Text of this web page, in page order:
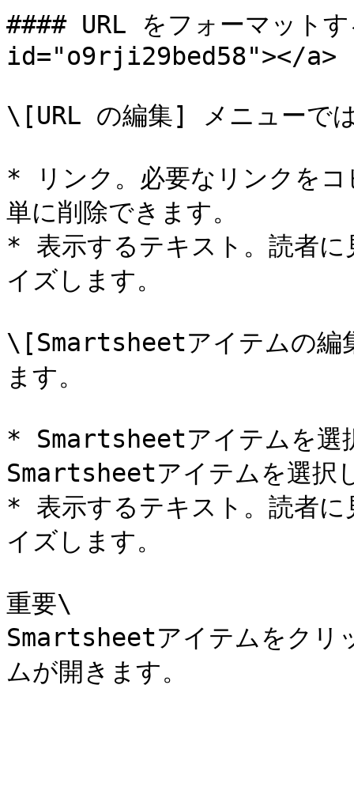
#### URL をフォーマッ
id="o9rji29bed58"></a>
\[URL の編集] メニューで
* リンク。必要なリンクをコ
単に削除できます。
* 表示するテキスト。読者
イズします。
\[Smartsheetアイテムの編
ます。
* Smartsheetアイテムを選
Smartsheetアイテムを選択
* 表示するテキスト。読者
イズします。
重要\
Smartsheetアイテムをクリ